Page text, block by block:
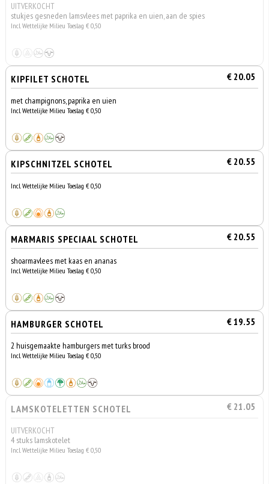
UITVERKOCHT
stukjes gesneden lamsvlees met paprika en uien, aan de spies
Incl. Wettelijke Milieu Toeslag € 0,50
KIPFILET SCHOTEL € 20.05
met champignons, paprika en uien
Incl. Wettelijke Milieu Toeslag € 0,50
KIPSCHNITZEL SCHOTEL € 20.55
Incl. Wettelijke Milieu Toeslag € 0,50
MARMARIS SPECIAAL SCHOTEL € 20.55
shoarmavlees met kaas en ananas
Incl. Wettelijke Milieu Toeslag € 0,50
HAMBURGER SCHOTEL € 19.55
2 huisgemaakte hamburgers met turks brood
Incl. Wettelijke Milieu Toeslag € 0,50
LAMSKOTELETTEN SCHOTEL € 21.05
UITVERKOCHT
4 stuks lamskotelet
Incl. Wettelijke Milieu Toeslag € 0,50